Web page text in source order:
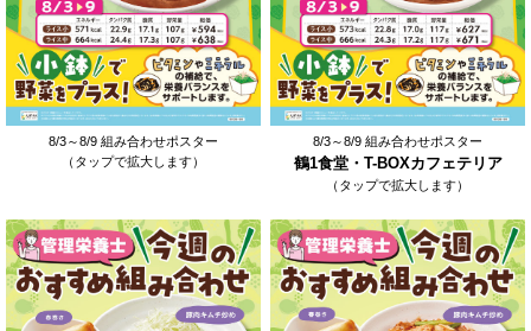
8/3～8/9 組み合わせポスター
（タップで拡大します）
8/3～8/9 組み合わせポスター
鶴1食堂・T-BOXカフェテリア
（タップで拡大します）